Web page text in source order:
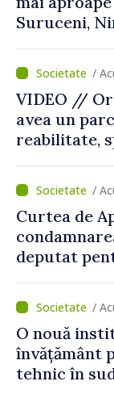
Suruceni,
/
VIDEO //
avea un
reabilitate,
/
Curtea de
deputat
statului
de lei
/
O nouă
învățământ
tehnic în